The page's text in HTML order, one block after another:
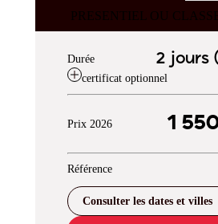
PRESENTIEL OU
Durée 2 jours
certificat optionnel
Prix 2026 1
Référence
Consulter les dates et villes